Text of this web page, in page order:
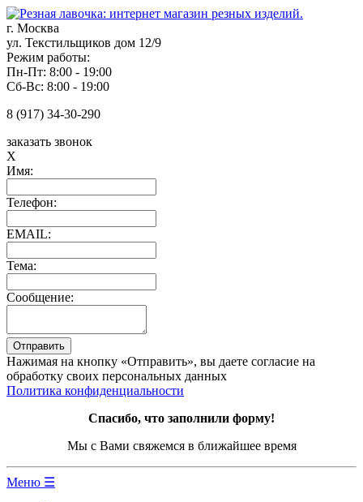
г. Москва
ул. Текстильщиков дом 12/9
Режим работы:
Пн-Пт: 8:00 - 19:00
Сб-Вс: 8:00 - 19:00
8 (917) 34-30-290
заказать звонок
X
Имя:
Телефон:
EMAIL:
Тема:
Сообщение:
Нажимая на кнопку «Отправить», вы даете согласие на
обработку своих персональных данных
Политика конфиденциальности
Спасибо, что заполнили форму!
Мы с Вами свяжемся в ближайшее время
Меню ☰